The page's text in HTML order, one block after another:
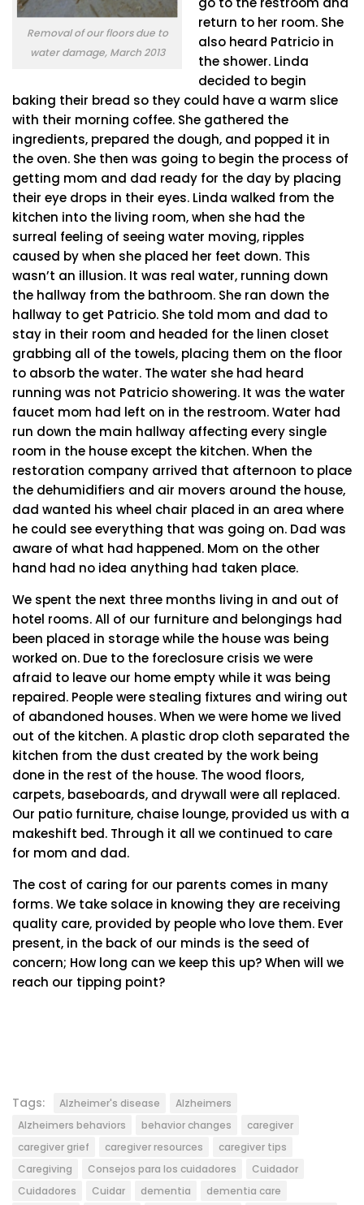
Removal of our floors due to
water damage, March 2013
return to her room. She
also heard Patricio in
the shower. Linda
decided to begin
baking their bread so they could have a warm slice
with their morning coffee. She gathered the
ingredients, prepared the dough, and popped it in
the oven. She then was going to begin the process of
getting mom and dad ready for the day by placing
their eye drops in their eyes. Linda walked from the
kitchen into the living room, when she had the
surreal feeling of seeing water moving, ripples
caused by when she placed her feet down. This
wasn’t an illusion. It was real water, running down
the hallway from the bathroom. She ran down the
hallway to get Patricio. She told mom and dad to
stay in their room and headed for the linen closet
grabbing all of the towels, placing them on the floor
to absorb the water. The water she had heard
running was not Patricio showering. It was the water
faucet mom had left on in the restroom. Water had
run down the main hallway affecting every single
room in the house except the kitchen. When the
restoration company arrived that afternoon to place
the dehumidifiers and air movers around the house,
dad wanted his wheel chair placed in an area where
he could see everything that was going on. Dad was
aware of what had happened. Mom on the other
hand had no idea anything had taken place.
We spent the next three months living in and out of
hotel rooms. All of our furniture and belongings had
been placed in storage while the house was being
worked on. Due to the foreclosure crisis we were
afraid to leave our home empty while it was being
repaired. People were stealing fixtures and wiring out
of abandoned houses. When we were home we lived
out of the kitchen. A plastic drop cloth separated the
kitchen from the dust created by the work being
done in the rest of the house. The wood floors,
carpets, baseboards, and drywall were all replaced.
Our patio furniture, chaise lounge, provided us with a
makeshift bed. Through it all we continued to care
for mom and dad.
The cost of caring for our parents comes in many
forms. We take solace in knowing they are receiving
quality care, provided by people who love them. Ever
present, in the back of our minds is the seed of
concern; How long can we keep this up? When will we
reach our tipping point?
Tags: Alzheimer's disease
Alzheimers
Alzheimers behaviors
behavior changes
caregiver
caregiver grief
caregiver resources
caregiver tips
Caregiving
Consejos para los cuidadores
Cuidador
Cuidadores
Cuidar dementia
dementia care